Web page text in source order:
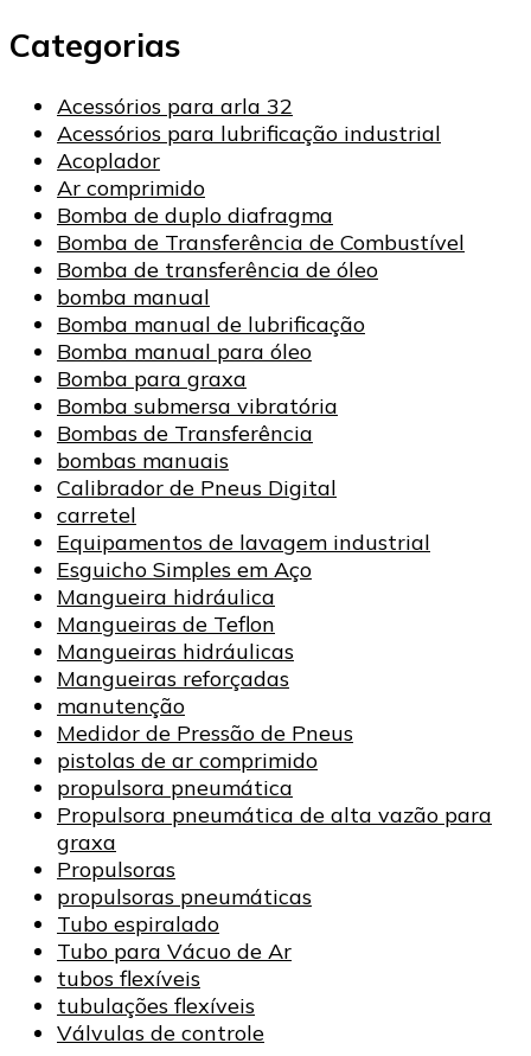
Categorias
Acessórios para arla 32
Acessórios para lubrificação industrial
Acoplador
Ar comprimido
Bomba de duplo diafragma
Bomba de Transferência de Combustível
Bomba de transferência de óleo
bomba manual
Bomba manual de lubrificação
Bomba manual para óleo
Bomba para graxa
Bomba submersa vibratória
Bombas de Transferência
bombas manuais
Calibrador de Pneus Digital
carretel
Equipamentos de lavagem industrial
Esguicho Simples em Aço
Mangueira hidráulica
Mangueiras de Teflon
Mangueiras hidráulicas
Mangueiras reforçadas
manutenção
Medidor de Pressão de Pneus
pistolas de ar comprimido
propulsora pneumática
Propulsora pneumática de alta vazão para
graxa
Propulsoras
propulsoras pneumáticas
Tubo espiralado
Tubo para Vácuo de Ar
tubos flexíveis
tubulações flexíveis
Válvulas de controle